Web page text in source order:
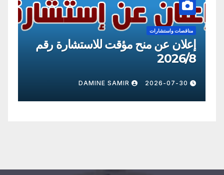
مناقصات واستشارات
إعلان عن منح مؤقت للاستشارة رقم
2026/8
2026-07-30
DAMINE SAMIR